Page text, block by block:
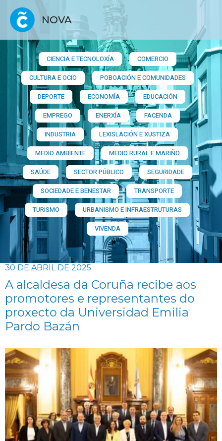
NOVA
CIENCIA E TECNOLOXÍA
COMERCIO
CULTURA E OCIO
POBOACIÓN E COMUNIDADES
DEPORTE
ECONOMÍA
EDUCACIÓN
EMPREGO
ENERXÍA
FACENDA
INDUSTRIA
LEXISLACIÓN E XUSTIZA
MEDIO AMBIENTE
MEDIO RURAL E MARIÑO
SAÚDE
SECTOR PÚBLICO
SEGURIDADE
SOCIEDADE E BENESTAR
TRANSPORTE
TURISMO
URBANISMO E INFRAESTRUTURAS
VIVENDA
30 DE ABRIL DE 2025
A alcaldesa da Coruña recibe aos
promotores e representantes do
proxecto da Universidad Emilia
Pardo Bazán